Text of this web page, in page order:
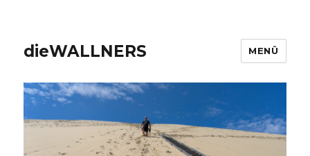
dieWALLNERS MENÜ